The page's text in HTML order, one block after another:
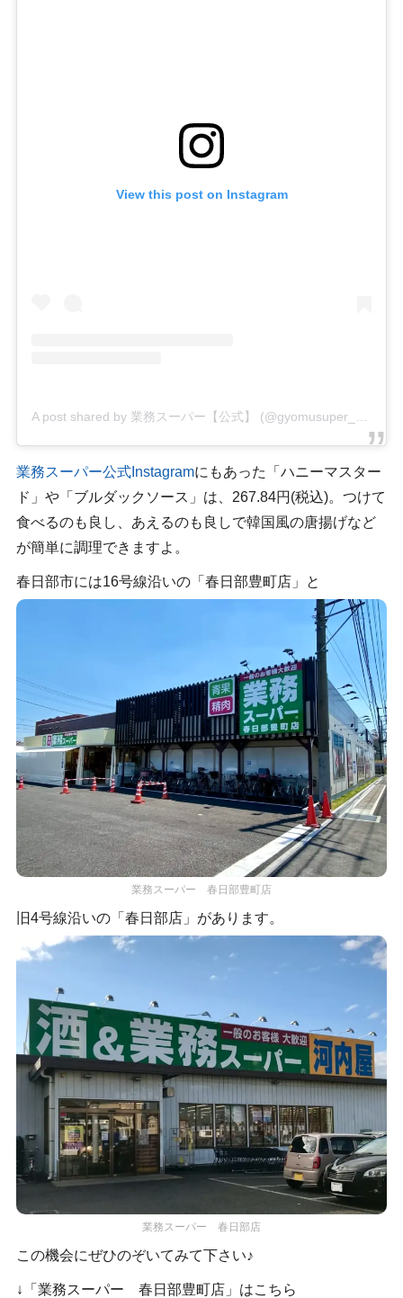
View this post on Instagram
A post shared by 業務スーパー【公式】 (@gyomusuper_official)
業務スーパー公式Instagramにもあった「ハニーマスター
ド」や「ブルダックソース」は、267.84円(税込)。つけて
食べるのも良し、あえるのも良しで韓国風の唐揚げなど
が簡単に調理できますよ。
春日部市には16号線沿いの「春日部豊町店」と
業務スーパー 春日部豊町店
旧4号線沿いの「春日部店」があります。
業務スーパー 春日部店
この機会にぜひのぞいてみて下さい♪
↓「業務スーパー 春日部豊町店」はこちら